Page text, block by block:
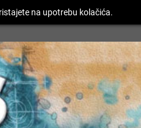
na upotrebu kolačića.